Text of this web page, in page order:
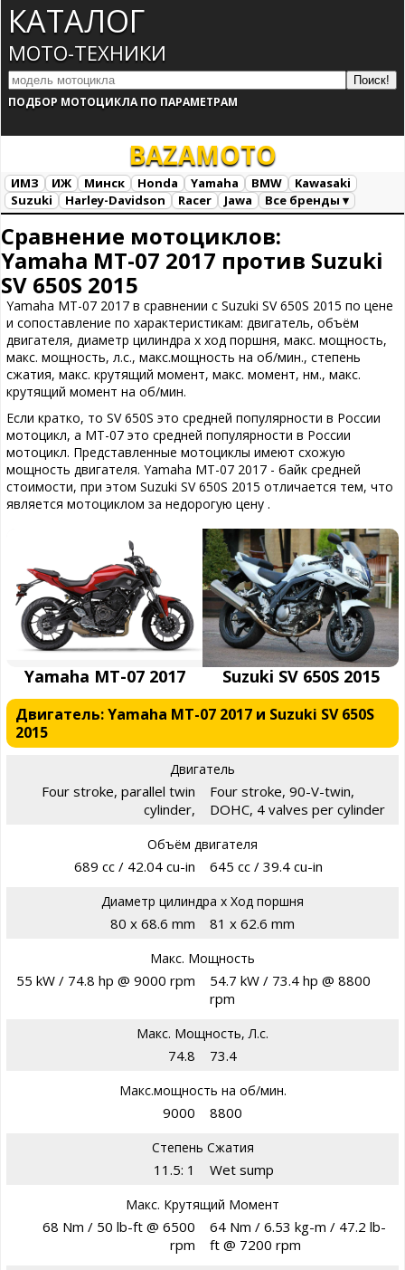
КАТАЛОГ
МОТО-ТЕХНИКИ
ПОДБОР МОТОЦИКЛА ПО ПАРАМЕТРАМ
BAZAMOTO
ИМЗ ИЖ Минск Honda Yamaha BMW
Kawasaki
Suzuki
Harley-Davidson Racer Jawa
Все бренды ▾
Сравнение мотоциклов:
Yamaha MT-07 2017 против Suzuki
SV 650S 2015
Yamaha MT-07 2017 в сравнении с Suzuki SV 650S 2015 по цене
и сопоставление по характеристикам: двигатель, объём
двигателя, диаметр цилиндра х ход поршня, макс. мощность,
макс. мощность, л.с., макс.мощность на об/мин., степень
сжатия, макс. крутящий момент, макс. момент, нм., макс.
крутящий момент на об/мин.
Если кратко, то SV 650S это средней популярности в России
мотоцикл, а MT-07 это средней популярности в России
мотоцикл. Представленные мотоциклы имеют схожую
мощность двигателя. Yamaha MT-07 2017 - байк средней
стоимости, при этом Suzuki SV 650S 2015 отличается тем, что
является мотоциклом за недорогую цену .
Yamaha MT-07 2017 Suzuki SV 650S 2015
Двигатель: Yamaha MT-07 2017 и Suzuki SV 650S
2015
Двигатель
Four stroke, parallel twin
cylinder,
Four stroke, 90-V-twin,
DOHC, 4 valves per cylinder
Объём двигателя
689 cc / 42.04 cu-in 645 cc / 39.4 cu-in
Диаметр цилиндра х Ход поршня
80 x 68.6 mm 81 x 62.6 mm
Макс. Мощность
55 kW / 74.8 hp @ 9000 rpm
54.7 kW / 73.4 hp @ 8800
rpm
Макс. Мощность, Л.с.
74.8 73.4
Макс.мощность на об/мин.
9000 8800
Степень Сжатия
11.5: 1 Wet sump
Макс. Крутящий Момент
68 Nm / 50 lb-ft @ 6500
rpm
64 Nm / 6.53 kg-m / 47.2 lb-
ft @ 7200 rpm